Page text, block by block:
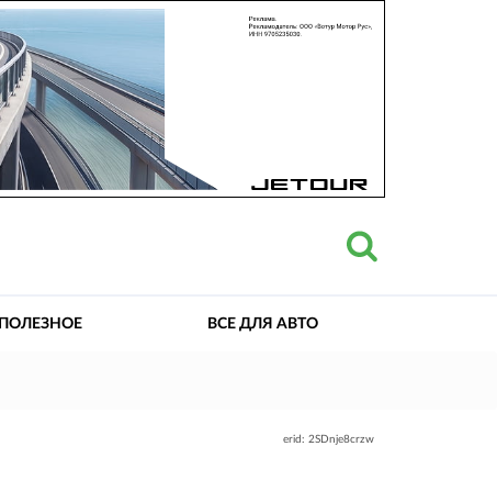
ПОЛЕЗНОЕ ВСЕ ДЛЯ АВТО
erid: 2SDnje8crzw